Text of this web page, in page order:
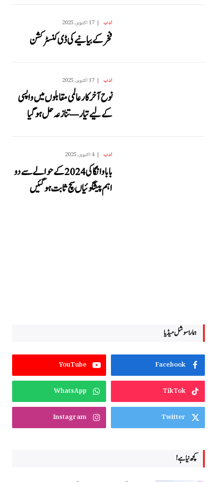
ادب 17 اکتوبر, 2025
فخر کے بیانیے کی ڈی کنسٹرکشن
ادب 17 اکتوبر, 2025
نوح آخرکار عالمی مقابلوں میں واپسی
کے لیے تیار — تنازعہ حل ہو گیا
ادب 4 اکتوبر, 2025
بابا وانگا کی 2024 کے حوالے سے دو
اہم پیشگوئیاں سچ ثابت ہو گئیں
ہمارا سوشل میڈیا
Facebook
YouTube
TikTok
WhatsApp
Twitter
Instagram
کچھ نیا ہے!